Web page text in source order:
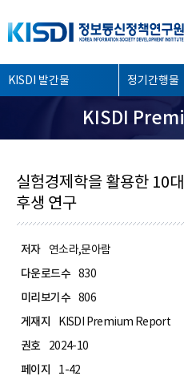
좌
측
KISDI 발간물 정기간행물
KISDI
실험경제학을 활용한 10
후생 연구
저자
연소라,문아람
다운로드수 830
미리보기수 806
게재지
KISDI Premium Report
권호
2024-10
페이지
1-42